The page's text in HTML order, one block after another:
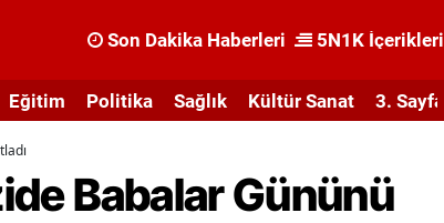
Son Dakika Haberleri 5N1K İçerikleri
Eğitim Politika Sağlık Kültür Sanat 3. Sayfa
Babalar Gününü